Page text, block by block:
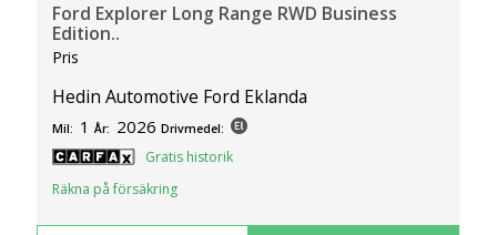
Ford Explorer Long Range RWD Business
Edition..
Pris
Hedin Automotive Ford Eklanda
Mil: 1 År: 2026 Drivmedel:
Gratis historik
Räkna på försäkring